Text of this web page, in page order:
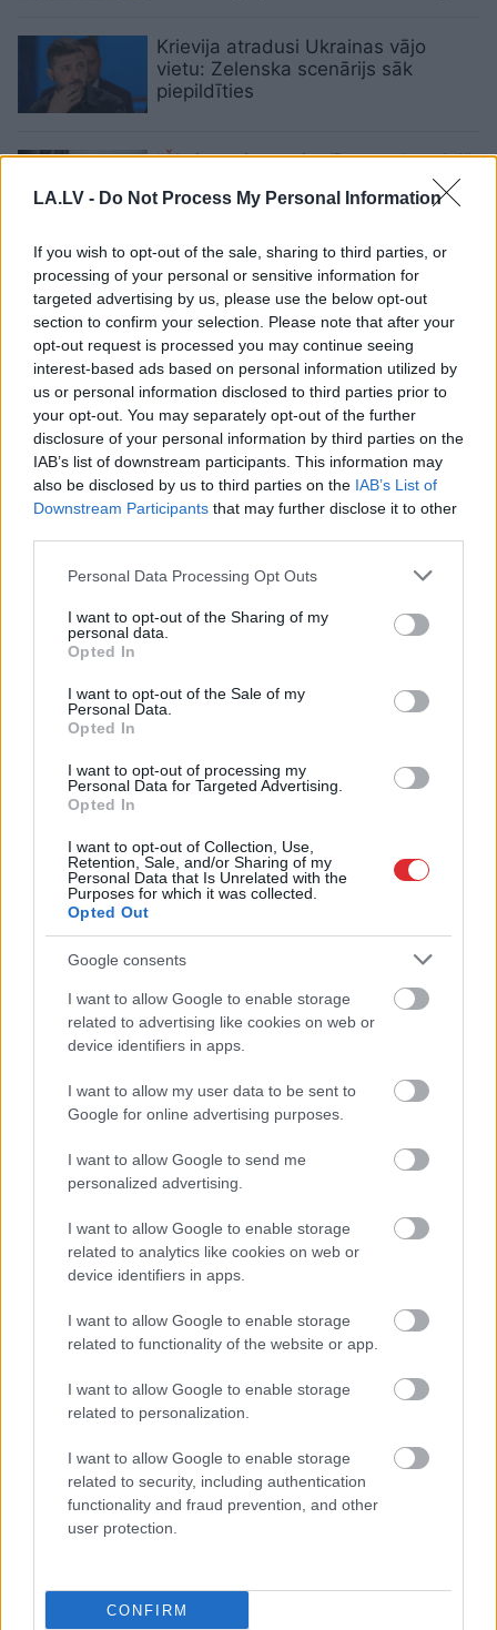
LA.LV - Do Not Process My Personal Information
If you wish to opt-out of the sale, sharing to third parties, or
processing of your personal or sensitive information for
targeted advertising by us, please use the below opt-out
section to confirm your selection. Please note that after your
opt-out request is processed you may continue seeing
interest-based ads based on personal information utilized by
us or personal information disclosed to third parties prior to
your opt-out. You may separately opt-out of the further
disclosure of your personal information by third parties on the
IAB’s list of downstream participants. This information may
also be disclosed by us to third parties on the IAB’s List of
Downstream Participants that may further disclose it to other
Please note that this website/app uses one or more Google
not limited to your visit or usage behaviour. You may click to
grant or deny consent to Google and its third-party tags to
use your data for below specified purposes in below Google
consent section.
Personal Data Processing Opt Outs
I want to opt-out of the Sharing of my
personal data.
Opted In
I want to opt-out of the Sale of my
Personal Data.
Opted In
I want to opt-out of processing my
Personal Data for Targeted Advertising.
Opted In
I want to opt-out of Collection, Use,
Retention, Sale, and/or Sharing of my
Personal Data that Is Unrelated with the
Purposes for which it was collected.
Opted Out
Google consents
I want to allow Google to enable storage
related to advertising like cookies on web or
device identifiers in apps.
I want to allow my user data to be sent to
Google for online advertising purposes.
I want to allow Google to send me
personalized advertising.
I want to allow Google to enable storage
related to analytics like cookies on web or
device identifiers in apps.
I want to allow Google to enable storage
related to functionality of the website or app.
I want to allow Google to enable storage
related to personalization.
I want to allow Google to enable storage
related to security, including authentication
functionality and fraud prevention, and other
user protection.
CONFIRM
Krievija atradusi Ukrainas vājo
vietu: Zelenska scenārijs sāk
piepildīties
“Šisir pavisam cita līmeņa drauds!”
eskalāciju Eiropā
Specdienestipēdējā brīdī novērš
Krievijas plānotu atentātu pret
dronu ražotāju Eiropā
“Karstasinīgieigauņi…” Lavrovs
atkal draud Baltijas valstīm pēc
runām par NATO kodolatturēšanas
spēkiem
Maskavasmērs pareģo Krievijai
fatālu galu, ja vien Putins dos zaļo
Vācijaslidostā blakus Ukrainas
sadursmei ar Krieviju: Putinam var
būt nepieciešams vēl viens
Aizkulišudiplomātija turpinās:
Krievijas sarunas par Ukrainu
NoPutina neaizbēgsi arī ārzemēs –
Krievijā pieņemts likums, kas
pamatīgi ierobežos aizbraukušo
Slaktiņš okupētajā Krimā: krievu
karavīrs atklāj uguni pret savējiem
un nogalina mierīgos iedzīvotājus
Šīs valstis kļuvušas par piemēru
visai NATO – Latvijas vārds
publikācijā izskan īpaši glaimojošā
Krievijas elite sāk nervozēt par karu
Ukrainā
Izgāšanās Krievijas pretgaisa
aizsardzībai: drona notriekšana virs
pludmales atstāj šausmīgas sekas
“Tiklīdz man iedos rokās ieroci,”
Krievijā briest jauna mobilizācija,
Atcelt Ziņot